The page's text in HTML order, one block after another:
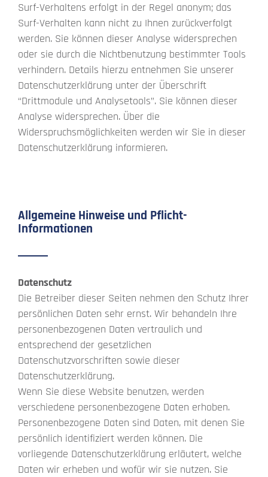
Surf-Verhaltens erfolgt in der Regel anonym; das
Surf-Verhalten kann nicht zu Ihnen zurückverfolgt
werden. Sie können dieser Analyse widersprechen
oder sie durch die Nichtbenutzung bestimmter Tools
verhindern. Details hierzu entnehmen Sie unserer
Datenschutzerklärung unter der Überschrift
“Drittmodule und Analysetools”. Sie können dieser
Analyse widersprechen. Über die
Widerspruchsmöglichkeiten werden wir Sie in dieser
Datenschutzerklärung informieren.
Allgemeine Hinweise und Pflicht-
Informationen
Datenschutz
Die Betreiber dieser Seiten nehmen den Schutz Ihrer
persönlichen Daten sehr ernst. Wir behandeln Ihre
personenbezogenen Daten vertraulich und
entsprechend der gesetzlichen
Datenschutzvorschriften sowie dieser
Datenschutzerklärung.
Wenn Sie diese Website benutzen, werden
verschiedene personenbezogene Daten erhoben.
Personenbezogene Daten sind Daten, mit denen Sie
persönlich identifiziert werden können. Die
vorliegende Datenschutzerklärung erläutert, welche
Daten wir erheben und wofür wir sie nutzen. Sie